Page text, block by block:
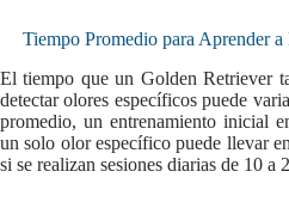
Tiempo Promedio para Aprender a
El tiempo que un Golden Retriever
detectar olores específicos puede
promedio, un entrenamiento inicial
un solo olor específico puede llevar
si se realizan sesiones diarias de 10 a